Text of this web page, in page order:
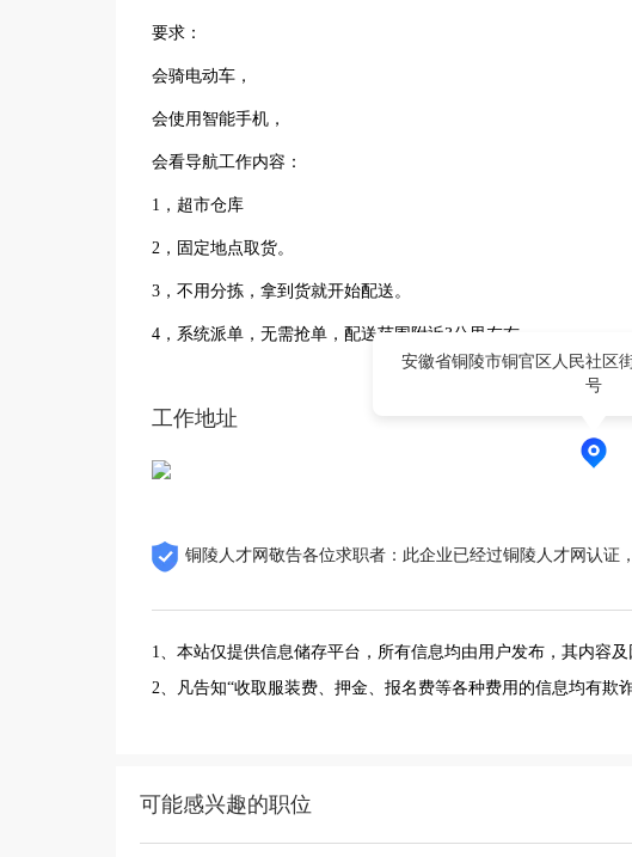
要求：
会骑电动车，
会使用智能手机，
会看导航工作内容：
1，超市仓库
2，固定地点取货。
3，不用分拣，拿到货就开始配送。
4，系统派单，无需抢单，配送范围附近3公里左右。
工作地址
安徽省铜陵市铜官区人民社区
号
铜陵人才网敬告各位求职者：此企业已经过铜陵人才网认证
1、本站仅提供信息储存平台，所有信息均由用户发布，其内容
2、凡告知“收取服装费、押金、报名费等各种费用的信息均有欺
可能感兴趣的职位